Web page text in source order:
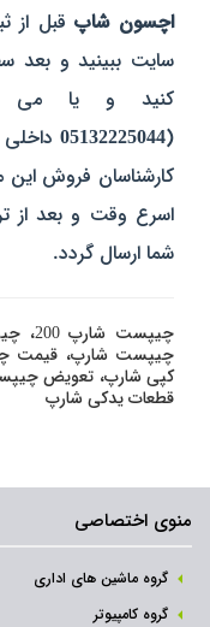
اچسون شاپقبل از
سایت ببینید و بعد
کنید و یا می
(
05132225044 داخلی
کارشناسان فروش این
اسرع وقت و بعد از
شما ارسال گردد.
کپی شارپ، تعویض
قطعات یدکی شارپ
منوی اختصاصی
گروه ماشین های اداری
گروه کامپیوتر